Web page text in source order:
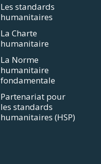
Les standards
humanitaires
La Charte
humanitaire
La Norme
humanitaire
fondamentale
Partenariat pour
les standards
humanitaires (HSP)